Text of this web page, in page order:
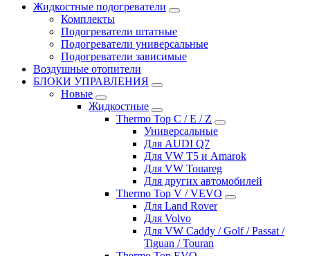
Жидкостные подогреватели
Комплекты
Подогреватели штатные
Подогреватели универсальные
Подогреватели зависимые
Воздушные отопители
БЛОКИ УПРАВЛЕНИЯ
Новые
Жидкостные
Thermo Top C / E / Z
Универсальные
Для AUDI Q7
Для VW T5 и Amarok
Для VW Touareg
Для других автомобилей
Thermo Top V / VEVO
Для Land Rover
Для Volvo
Для VW Caddy / Golf / Passat /
Tiguan / Touran